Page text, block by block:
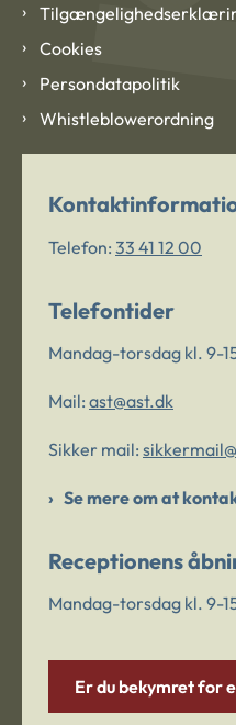
Cookies
Persondatapolitik
Whistleblowerordning
Telefon: 33 41 12 00
Telefontider
Mandag-torsdag kl. 9-
Mail: ast@ast.dk
Sikker mail:
Se mere om at
Receptionens
Mandag-torsdag kl. 9-
Er du bekymret for